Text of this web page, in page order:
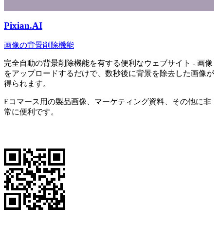
Pixian.AI
画像の背景削除機能
完全自動の背景削除機能を有する便利なウェブサイト - 画像
をアップロードするだけで、数秒後に背景を除去した画像が
得られます。
Eコマース用の製品画像、マーケティング資料、その他に非
常に便利です。